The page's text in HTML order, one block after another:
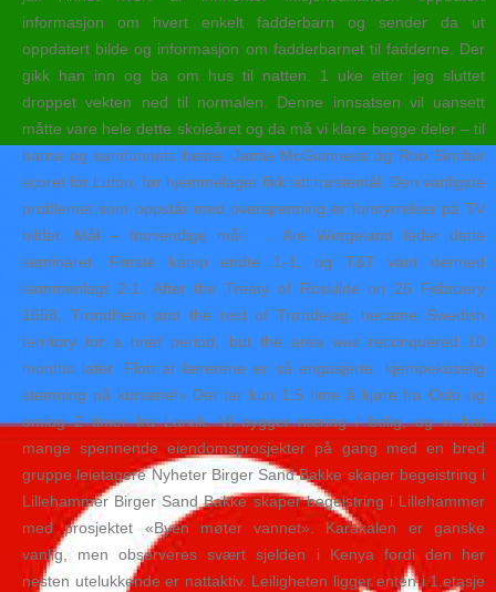
informasjon om hvert enkelt fadderbarn og sender da ut
oppdatert bilde og informasjon om fadderbarnet til fadderne. Der
gikk han inn og ba om hus til natten. 1 uke etter jeg sluttet
droppet vekten ned til normalen. Denne innsatsen vil uansett
måtte vare hele dette skoleåret og da må vi klare begge deler – til
barna og samfunnets beste. Jamie McGuinness og Rob Sinclair
scoret for Luton, før hjemmelaget fikk sitt trøstemål. Den vanligste
problemet som oppstår med overspenning er forstyrrelser på TV
bildet. Mål – Innvendige mål: … Are Wergeland leder dette
seminaret. Første kamp endte 1-1, og T&T vant dermed
sammenlagt 2-1. After the Treaty of Roskilde on 26 February
1658, Trondheim and the rest of Trøndelag, became Swedish
territory for a brief period, but the area was reconquered 10
months later. Flott at lærerene er så engasjerte, kjempekoselig
stemning på kursene!» Det tar kun 1,5 time å kjøre fra Oslo og
omlag 2 timer fra Larvik. Vi bygger næring / bolig, og vi har
mange spennende eiendomsprosjekter på gang med en bred
gruppe leietagere Nyheter Birger Sand Bakke skaper begeistring i
Lillehammer Birger Sand Bakke skaper begeistring i Lillehammer
med prosjektet «Byen møter vannet». Karakalen er ganske
vanlig, men observeres svært sjelden i Kenya fordi den her
nesten utelukkende er nattaktiv. Leiligheten ligger enten i 1.etasje